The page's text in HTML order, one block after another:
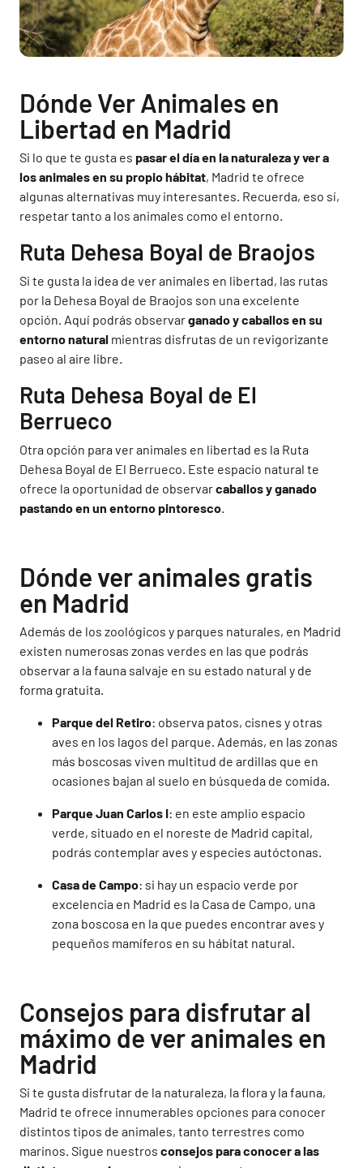
Dónde Ver Animales en
Libertad en Madrid
Si lo que te gusta es pasar el día en la naturaleza y ver a
los animales en su propio hábitat, Madrid te ofrece
algunas alternativas muy interesantes. Recuerda, eso sí,
respetar tanto a los animales como el entorno.
Ruta Dehesa Boyal de Braojos
Si te gusta la idea de ver animales en libertad, las rutas
por la Dehesa Boyal de Braojos son una excelente
opción. Aquí podrás observarganado y caballos en su
entorno natural mientras disfrutas de un revigorizante
paseo al aire libre.
Ruta Dehesa Boyal de El
Berrueco
Otra opción para ver animales en libertad es la Ruta
Dehesa Boyal de El Berrueco. Este espacio natural te
ofrece la oportunidad de observarcaballos y ganado
pastando en un entorno pintoresco.
Dónde ver animales gratis
en Madrid
Además de los zoológicos y parques naturales, en Madrid
existen numerosas zonas verdes en las que podrás
observar a la fauna salvaje en su estado natural y de
forma gratuita.
Parque del Retiro: observa patos, cisnes y otras
aves en los lagos del parque. Además, en las zonas
más boscosas viven multitud de ardillas que en
ocasiones bajan al suelo en búsqueda de comida.
Parque Juan Carlos I: en este amplio espacio
verde, situado en el noreste de Madrid capital,
podrás contemplar aves y especies autóctonas.
Casa de Campo: si hay un espacio verde por
excelencia en Madrid es la Casa de Campo, una
zona boscosa en la que puedes encontrar aves y
pequeños mamíferos en su hábitat natural.
Consejos para disfrutar al
máximo de ver animales en
Madrid
Si te gusta disfrutar de la naturaleza, la flora y la fauna,
Madrid te ofrece innumerables opciones para conocer
distintos tipos de animales, tanto terrestres como
marinos. Sigue nuestros consejos para conocer a las